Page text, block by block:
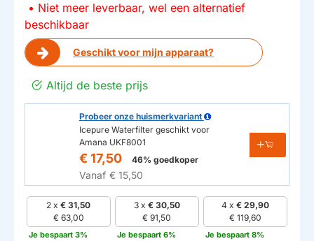
Niet meer leverbaar, wel een alternatief
beschikbaar
Geschikt voor mijn apparaat?
Altijd de beste prijs
Probeer onze huismerkvariant
Icepure Waterfilter geschikt voor
Amana UKF8001
€ 17,50 46% goedkoper
Vanaf € 15,50
2 x€ 31,50
€ 63,00
Je bespaart 3%
3 x € 30,50
€ 91,50
Je bespaart 6%
4 x € 29,90
€ 119,60
Je bespaart 8%